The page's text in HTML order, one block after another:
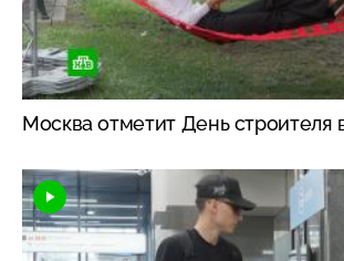
Москва отметит День строителя